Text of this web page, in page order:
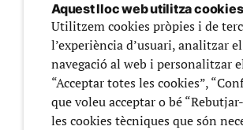
Aquest lloc web utilitza cookies
Utilitzem cookies pròpies i de
l’experiència d’usuari, analitzar
navegació al web i personalitzar
“Acceptar totes les cookies”,
que voleu acceptar o bé
les cookies tècniques que són